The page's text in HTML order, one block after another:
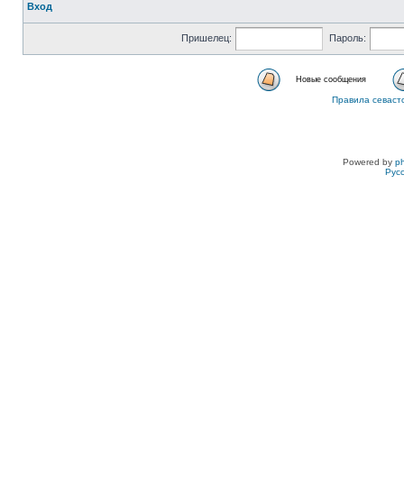
Вход
Пришелец: Пароль:
Новые сообщения
Правила
Powered by